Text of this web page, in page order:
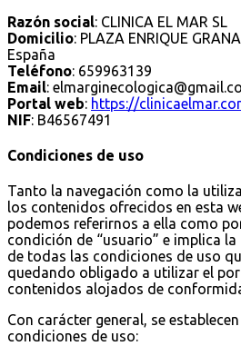
Razón social: CLINICA EL MAR SL
Domicilio: PLAZA ENRIQUE
España
Teléfono: 659963139
Email:
Portal web: https://
NIF: B46567491
Condiciones de uso
Tanto la navegación como la
los contenidos ofrecidos en esta
podemos referirnos a ella como
condición de “usuario” e implica
de todas las condiciones de uso
quedando obligado a utilizar el
contenidos alojados de
Con carácter general, se
condiciones de uso: